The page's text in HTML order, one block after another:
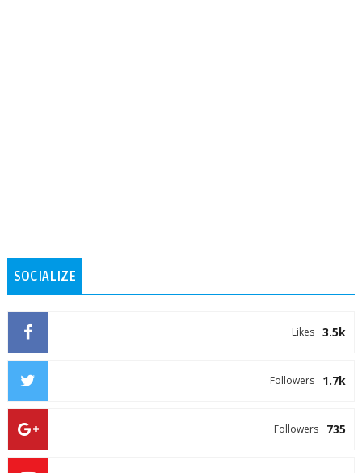
SOCIALIZE
3.5k
Likes
1.7k
Followers
735
Followers